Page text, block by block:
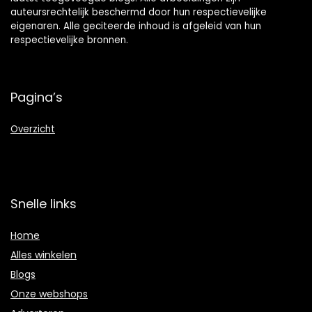
auteursrechtelijk beschermd door hun respectievelijke
eigenaren. Alle geciteerde inhoud is afgeleid van hun
respectievelijke bronnen.
Pagina’s
Overzicht
Snelle links
Home
Alles winkelen
Blogs
Onze webshops